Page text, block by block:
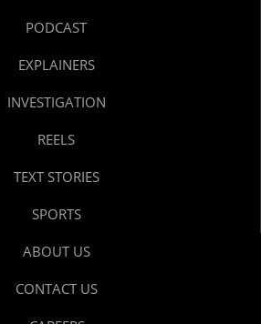
PODCAST
EXPLAINERS
INVESTIGATION
REELS
TEXT STORIES
SPORTS
ABOUT US
CONTACT US